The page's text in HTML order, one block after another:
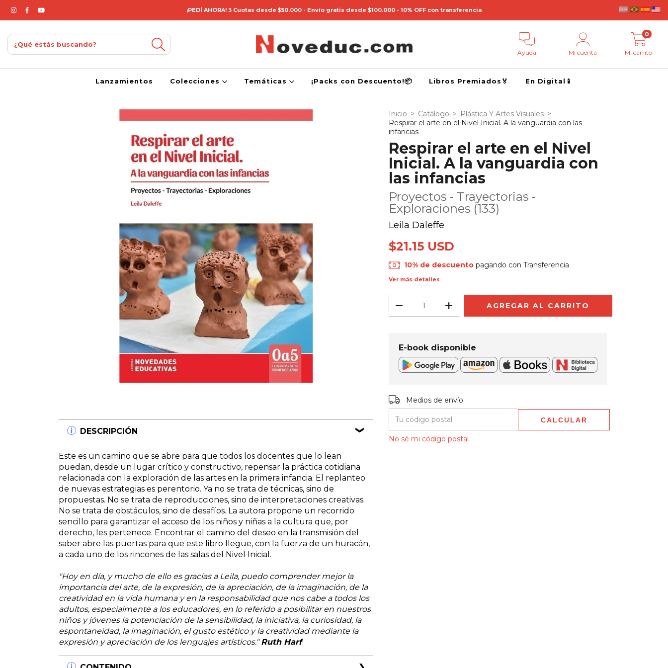
¡PEDÍ AHORA! 3 Cuotas desde $50.000 - Envío gratis desde $100.000 - 10% OFF con transferencia
Ayuda Mi cuenta Mi carrito
0
Lanzamientos Colecciones Temáticas ¡Packs con Descuento!📦 Libros Premiados🏅 En Digital📱
DESCRIPCIÓN
Este es un camino que se abre para que todos los docentes que lo lean
puedan, desde un lugar crítico y constructivo, repensar la práctica cotidiana
relacionada con la exploración de las artes en la primera infancia. El replanteo
de nuevas estrategias es perentorio. Ya no se trata de técnicas, sino de
propuestas. No se trata de reproducciones, sino de interpretaciones creativas.
No se trata de obstáculos, sino de desafíos. La autora propone un recorrido
sencillo para garantizar el acceso de los niños y niñas a la cultura que, por
derecho, les pertenece. Encontrar el camino del deseo en la transmisión del
saber abre las puertas para que este libro llegue, con la fuerza de un huracán,
a cada uno de los rincones de las salas del Nivel Inicial.
"Hoy en día, y mucho de ello es gracias a Leila, puedo comprender mejor la
importancia del arte, de la expresión, de la apreciación, de la imaginación, de la
creatividad en la vida humana y en la responsabilidad que nos cabe a todos los
adultos, especialmente a los educadores, en lo referido a posibilitar en nuestros
niños y jóvenes la potenciación de la sensibilidad, la iniciativa, la curiosidad, la
espontaneidad, la imaginación, el gusto estético y la creatividad mediante la
expresión y apreciación de los lenguajes artísticos."Ruth Harf
Inicio > Catálogo > Plástica Y Artes Visuales >
Respirar el arte en el Nivel Inicial. A la vanguardia con las
infancias
Respirar el arte en el Nivel
Inicial. A la vanguardia con
las infancias
Proyectos - Trayectorias -
Exploraciones (133)
Leila Daleffe
$21.15 USD
10% de descuento pagando con Transferencia
Ver más detalles
E-book disponible
Entregas para el CP:
Medios de envío
CALCULAR
No sé mi código postal